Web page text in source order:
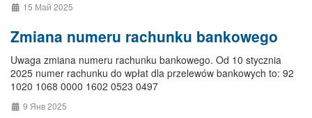
15 Май 2025
Zmiana numeru rachunku bankowego
Uwaga zmiana numeru rachunku bankowego. Od 10 stycznia
2025 numer rachunku do wpłat dla przelewów bankowych to: 92
1020 1068 0000 1602 0523 0497
9 Янв 2025